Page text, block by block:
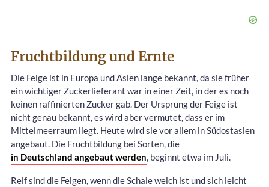
Fruchtbildung und Ernte
Die Feige ist in Europa und Asien lange bekannt, da sie früher
ein wichtiger Zuckerlieferant war in einer Zeit, in der es noch
keinen raffinierten Zucker gab. Der Ursprung der Feige ist
nicht genau bekannt, es wird aber vermutet, dass er im
Mittelmeerraum liegt. Heute wird sie vor allem in Südostasien
angebaut. Die Fruchtbildung bei Sorten, die
in Deutschland angebaut werden , beginnt etwa im Juli.
Reif sind die Feigen, wenn die Schale weich ist und sich leicht